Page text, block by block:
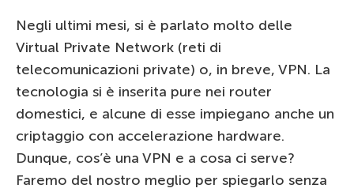
Negli ultimi mesi, si è parlato molto delle
Virtual Private Network (reti di
telecomunicazioni private) o, in breve, VPN. La
tecnologia si è inserita pure nei router
domestici, e alcune di esse impiegano anche un
criptaggio con accelerazione hardware.
Dunque, cos’è una VPN e a cosa ci serve?
Faremo del nostro meglio per spiegarlo senza